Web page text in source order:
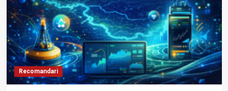
Recomandari